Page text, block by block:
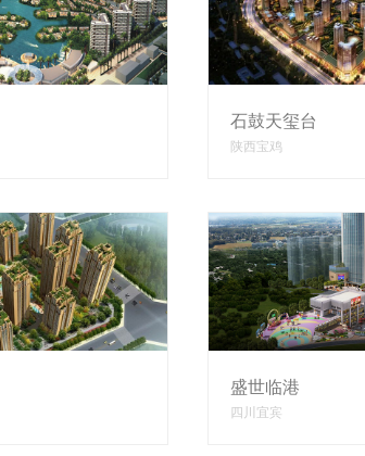
石鼓天玺台
陕西宝鸡
盛世临港
四川宜宾